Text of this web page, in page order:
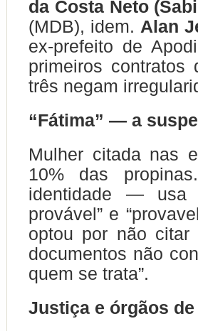
da Costa Neto
(MDB), idem. Alan
ex-prefeito de
primeiros
três negam
“Fátima” — a
Mulher citada nas
10% das
identidade — usa
provável” e
optou por não citar
documentos não
quem se trata”.
Justiça e órgãos